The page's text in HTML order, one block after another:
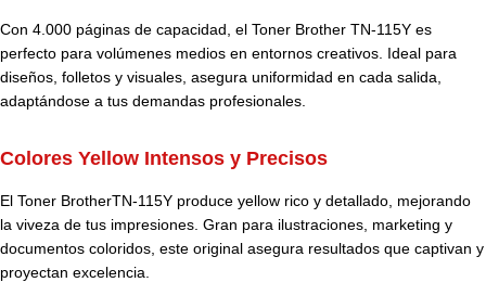
Con 4.000 páginas de capacidad, el Toner Brother TN-115Y es
perfecto para volúmenes medios en entornos creativos. Ideal para
diseños, folletos y visuales, asegura uniformidad en cada salida,
adaptándose a tus demandas profesionales.
Colores Yellow Intensos y Precisos
El Toner BrotherTN-115Y produce yellow rico y detallado, mejorando
la viveza de tus impresiones. Gran para ilustraciones, marketing y
documentos coloridos, este original asegura resultados que captivan y
proyectan excelencia.